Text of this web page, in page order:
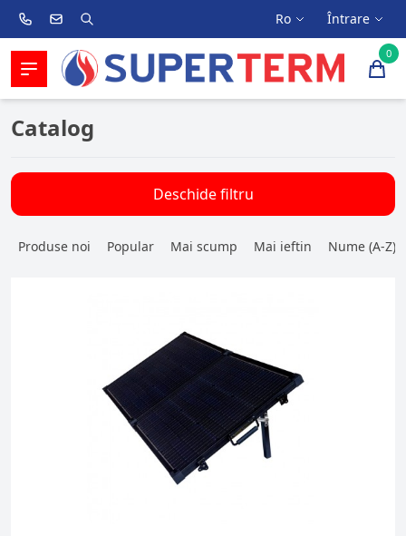
Ro Întrare
0
Catalog
Deschide filtru
Produse noi Popular Mai scump Mai ieftin Nume (A-Z)